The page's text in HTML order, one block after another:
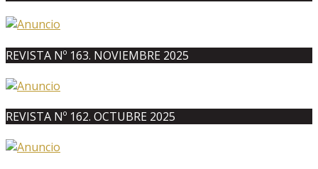
REVISTA Nº 163. NOVIEMBRE 2025
REVISTA Nº 162. OCTUBRE 2025